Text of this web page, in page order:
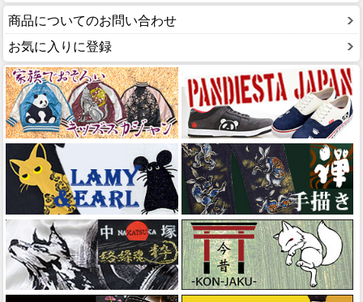
商品についてのお問い合わせ
お気に入りに登録